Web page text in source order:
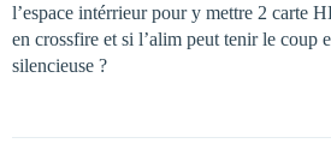
l’espace intérrieur pour y mettre 2 carte
en crossfire et si l’alim peut tenir le coup
silencieuse ?